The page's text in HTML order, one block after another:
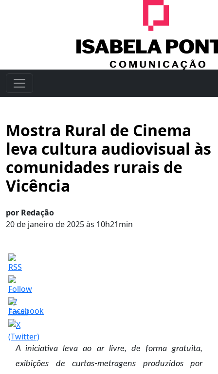
Mostra Rural de Cinema
leva cultura audiovisual às
comunidades rurais de
Vicência
por Redação
20 de janeiro de 2025 às 10h21min
A iniciativa leva ao ar livre, de forma gratuita,
exibições de curtas-metragens produzidos por